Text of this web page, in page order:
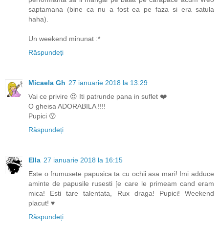
saptamana (bine ca nu a fost ea pe faza si era satula
haha).
Un weekend minunat :*
Răspundeți
Micaela Gh 27 ianuarie 2018 la 13:29
Vai ce privire 😍 Iti patrunde pana in suflet ❤️
O gheisa ADORABILA !!!!
Pupici 😗
Răspundeți
Ella 27 ianuarie 2018 la 16:15
Este o frumusete papusica ta cu ochii asa mari! Imi adduce
aminte de papusile rusesti [e care le primeam cand eram
mica! Esti tare talentata, Rux draga! Pupici! Weekend
placut! ♥
Răspundeți